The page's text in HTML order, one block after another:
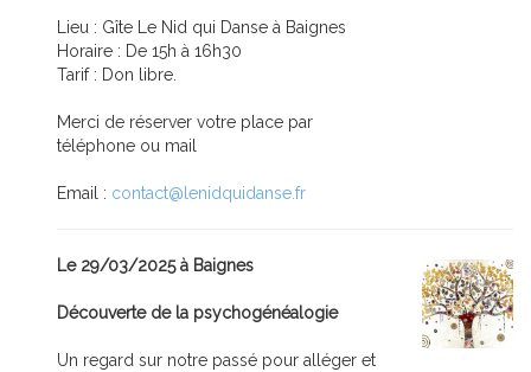
Lieu : Gîte Le Nid qui Danse à Baignes
Horaire : De 15h à 16h30
Tarif : Don libre.
Merci de réserver votre place par
téléphone ou mail
Email : contact@lenidquidanse.fr
Le 29/03/2025 à Baignes
Découverte de la psychogénéalogie
Un regard sur notre passé pour alléger et